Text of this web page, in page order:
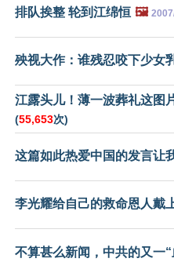
排队挨整 轮到江绵恒 🖼️
殃视大作：谁残忍咬下少女
江露头儿！薄一波葬礼这图
(55,653次)
这篇如此热爱中国的发言让
李光耀给自己的救命恩人戴
不算甚么新闻，中共的又一“